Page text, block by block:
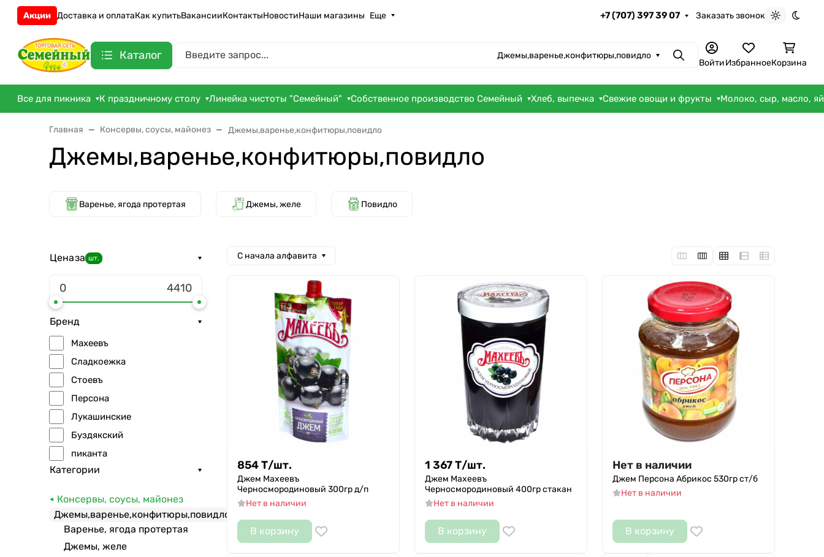
Акции Доставка и оплатаКак купитьВакансииКонтактыНовостиНаши магазины Еще +7 (707) 397 39 07 Заказать звонок
Светлая
Каталог Джемы,варенье,конфитюры,повидло ПоискВойтиИзбранноеКорзина
Все для пикника К праздничному столу Линейка чистоты "Семейный" Собственное производство Семейный Хлеб, выпечка Свежие овощи и фрукты Молоко, сыр, масло,
Главная Консервы, соусы, майонез Джемы,варенье,конфитюры,повидло
Джемы,варенье,конфитюры,повидло
Варенье, ягода протертая Джемы, желе Повидло
Ценаза шт.
Бренд
Махеевъ
Сладкоежка
Стоевъ
Персона
Лукашинские
Буздякский
пиканта
Ростарго
Айдынов
Снеговичок
Категории
Консервы, соусы, майонез
Джемы,варенье,конфитюры,повидло
Варенье, ягода протертая
Джемы, желе
С начала алфавита
854Т/шт.
Джем Махеевъ
Черносмородиновый 300гр д/п
Нет в наличии
В корзину
1 367Т/шт.
Джем Махеевъ
Черносмородиновый 400гр стакан
Нет в наличии
В корзину
Нет в наличии
Джем Персона Абрикос 530гр ст/б
Нет в наличии
В корзину